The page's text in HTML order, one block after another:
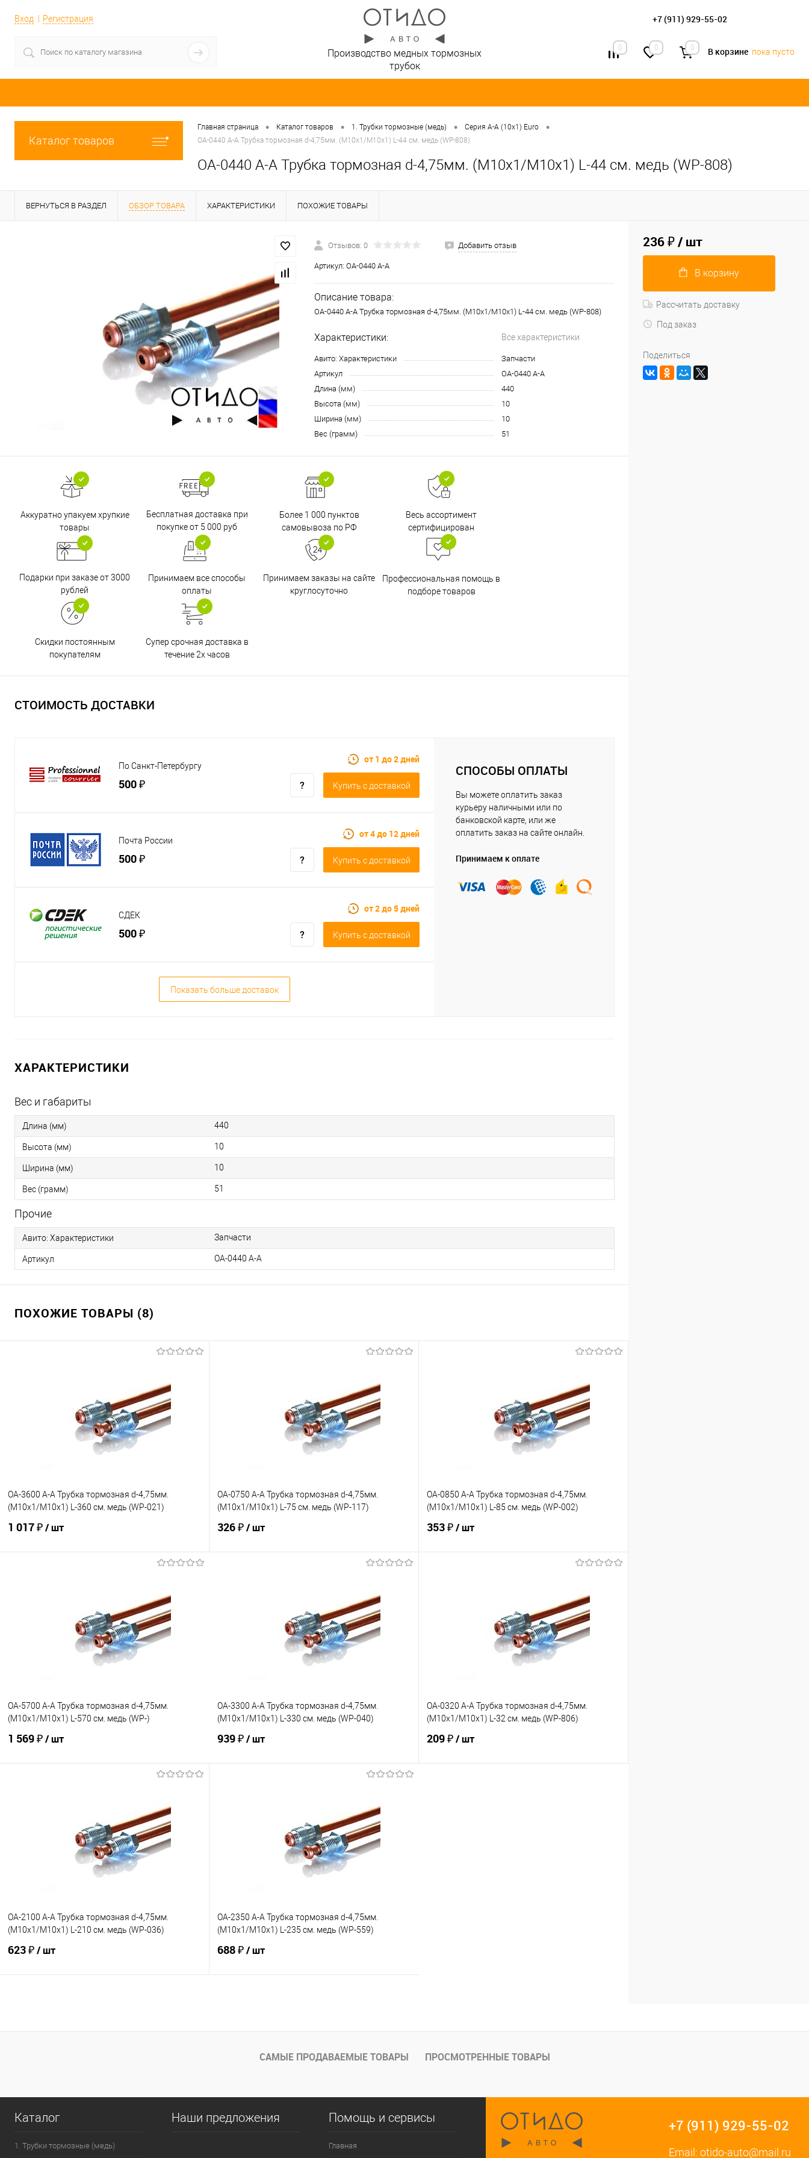
Вход Регистрация +7 (911) 929-55-02
0 0 0 В корзине пока пусто
Производство медных тормозных
трубок
Каталог товаров
Главная страница • Каталог товаров • 1. Трубки тормозные (медь) • Серия A-A (10х1) Euro •
OA-0440 A-A Трубка тормозная d-4,75мм. (М10х1/М10х1) L-44 см. медь (WP-808)
OA-0440 A-A Трубка тормозная d-4,75мм. (М10х1/М10х1) L-44 см. медь (WP-808)
ВЕРНУТЬСЯ В РАЗДЕЛ ОБЗОР ТОВАРА ХАРАКТЕРИСТИКИ ПОХОЖИЕ ТОВАРЫ
Отзывов: 0 Добавить отзыв
Артикул: OA-0440 A-A
Описание товара:
OA-0440 A-A Трубка тормозная d-4,75мм. (М10х1/М10х1) L-44 см. медь (WP-808)
Характеристики: Все характеристики
Авито: Характеристики
Запчасти
Артикул
OA-0440 A-A
Длина (мм)
440
Высота (мм)
10
Ширина (мм)
10
Вес (грамм)
51
Аккуратно упакуем хрупкие
товары
Бесплатная доставка при
покупке от 5 000 руб
Более 1 000 пунктов
самовывоза по РФ
Весь ассортимент
сертифицирован
Подарки при заказе от 3000
рублей
Принимаем все способы
оплаты
Принимаем заказы на сайте
круглосуточно
Профессиональная помощь в
подборе товаров
Скидки постоянным
покупателям
Супер срочная доставка в
течение 2х часов
СТОИМОСТЬ ДОСТАВКИ
По Санкт-Петербургу
500 ₽
от 1 до 2 дней
Купить c доставкой
Почта России
500 ₽
от 4 до 12 дней
Купить c доставкой
СДЕК
500 ₽
от 2 до 5 дней
Купить c доставкой
Показать больше доставок
СПОСОБЫ ОПЛАТЫ
Вы можете оплатить заказ
курьеру наличными или по
банковской карте, или же
оплатить заказ на сайте онлайн.
Принимаем к оплате
ХАРАКТЕРИСТИКИ
Вес и габариты
Длина (мм) 440
Высота (мм) 10
Ширина (мм) 10
Вес (грамм) 51
Прочие
Авито: Характеристики Запчасти
Артикул OA-0440 A-A
ПОХОЖИЕ ТОВАРЫ (8)
OA-3600 A-A Трубка тормозная d-4,75мм.
(М10х1/М10х1) L-360 см. медь (WP-021)
1 017 ₽/ шт
Под заказ
OA-0750 A-A Трубка тормозная d-4,75мм.
(М10х1/М10х1) L-75 см. медь (WP-117)
326 ₽/ шт
Под заказ
OA-0850 A-A Трубка тормозная d-4,75мм.
(М10х1/М10х1) L-85 см. медь (WP-002)
353 ₽/ шт
Под заказ
OA-5700 A-A Трубка тормозная d-4,75мм.
(М10х1/М10х1) L-570 см. медь (WP-)
1 569 ₽/ шт
Под заказ
OA-3300 A-A Трубка тормозная d-4,75мм.
(М10х1/М10х1) L-330 см. медь (WP-040)
939 ₽/ шт
Под заказ
OA-0320 A-A Трубка тормозная d-4,75мм.
(М10х1/М10х1) L-32 см. медь (WP-806)
209 ₽/ шт
OA-2100 A-A Трубка тормозная d-4,75мм.
(М10х1/М10х1) L-210 см. медь (WP-036)
623 ₽/ шт
В избранное
Под заказ
OA-2350 A-A Трубка тормозная d-4,75мм.
(М10х1/М10х1) L-235 см. медь (WP-559)
688 ₽/ шт
В избранное
Под заказ
Сравнение
236 ₽/ шт
В корзину
Рассчитать доставку
Под заказ
Поделиться
САМЫЕ ПРОДАВАЕМЫЕ ТОВАРЫ ПРОСМОТРЕННЫЕ ТОВАРЫ
Каталог
1. Трубки тормозные (медь)
Наши предложения Помощь и сервисы
Главная
+7 (911) 929-55-02
Email: otido-auto@mail.ru